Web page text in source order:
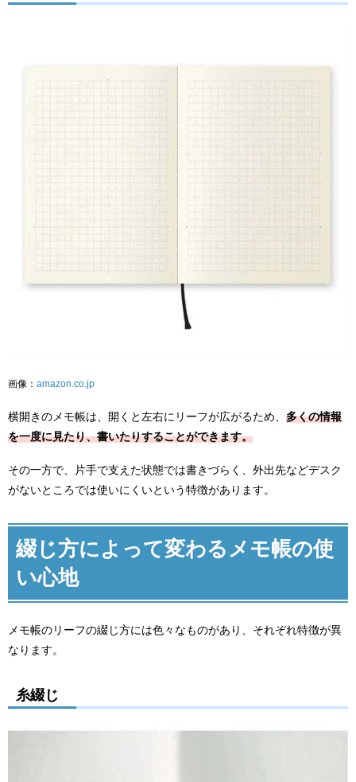
画像： amazon.co.jp
横開きのメモ帳は、開くと左右にリーフが広がるため、 多くの情報
を一度に見たり、書いたりすることができます。
その一方で、片手で支えた状態では書きづらく、外出先などデスク
がないところでは使いにくいという特徴があります。
綴じ方によって変わるメモ帳の使
い心地
メモ帳のリーフの綴じ方には色々なものがあり、それぞれ特徴が異
なります。
糸綴じ